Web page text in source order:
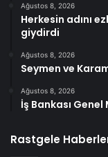
Ağustos 8, 2026
Herkesin adını
giydirdi
Ağustos 8, 2026
Seymen ve
Ağustos 8, 2026
İş Bankası
Rastgele